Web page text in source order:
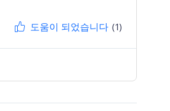
도움이 되었습니다 (1)